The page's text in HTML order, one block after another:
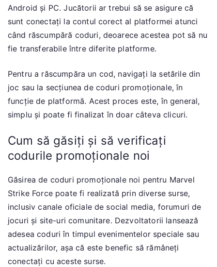
Android și PC. Jucătorii ar trebui să se asigure că
sunt conectați la contul corect al platformei atunci
când răscumpără coduri, deoarece acestea pot să nu
fie transferabile între diferite platforme.
Pentru a răscumpăra un cod, navigați la setările din
joc sau la secțiunea de coduri promoționale, în
funcție de platformă. Acest proces este, în general,
simplu și poate fi finalizat în doar câteva clicuri.
Cum să găsiți și să verificați
codurile promoționale noi
Găsirea de coduri promoționale noi pentru Marvel
Strike Force poate fi realizată prin diverse surse,
inclusiv canale oficiale de social media, forumuri de
jocuri și site-uri comunitare. Dezvoltatorii lansează
adesea coduri în timpul evenimentelor speciale sau
actualizărilor, așa că este benefic să rămâneți
conectați cu aceste surse.